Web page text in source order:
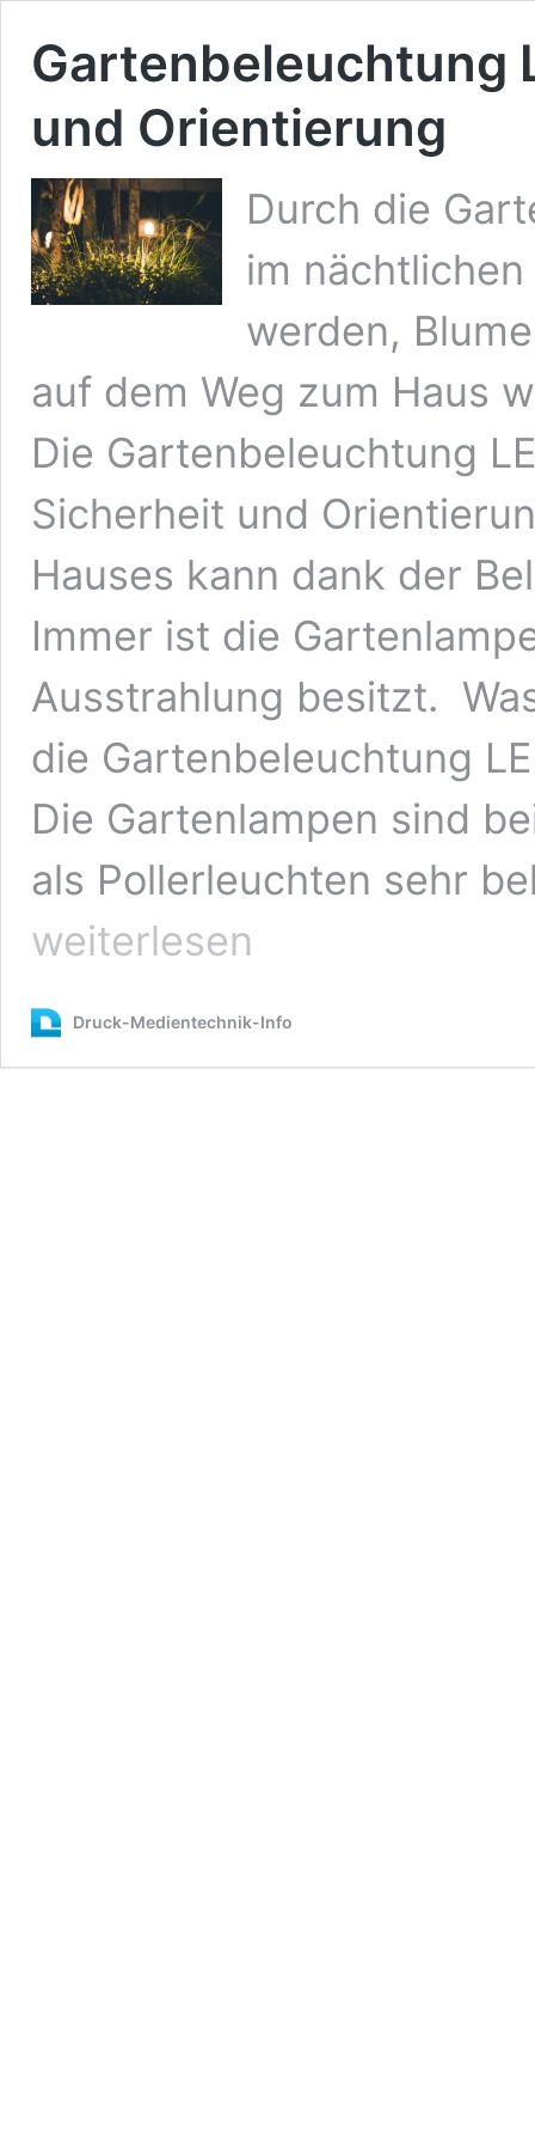
Gartenbeleuchtung
und Orientierung
Durch die
im
werden,
auf dem Weg zum Haus
Die Gartenbeleuchtung
Sicherheit und
Hauses kann dank der
Immer ist die
Ausstrahlung besitzt.
die Gartenbeleuchtung
Die Gartenlampen sind
als Pollerleuchten sehr
weiterlesen
Druck-Medientechnik-Info